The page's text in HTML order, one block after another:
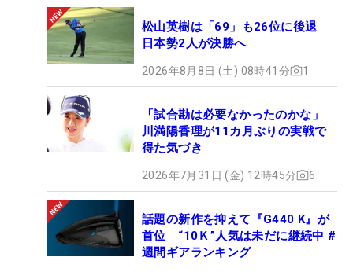
松山英樹は「69」も26位に後退
日本勢2人が決勝へ
2026年8月8日 (土) 08時41分 1
「試合勘は必要なかったのかな」
川満陽香理が11カ月ぶりの実戦で
得た気づき
2026年7月31日 (金) 12時45分 6
話題の新作を抑えて『G440 K』が
首位 “10Ｋ”人気は未だに継続中 #
週間ギアランキング